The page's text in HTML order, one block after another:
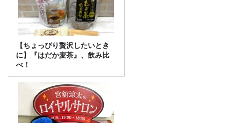
【ちょっぴり贅沢したいとき
に】『はだか麦茶』、飲み比
べ！